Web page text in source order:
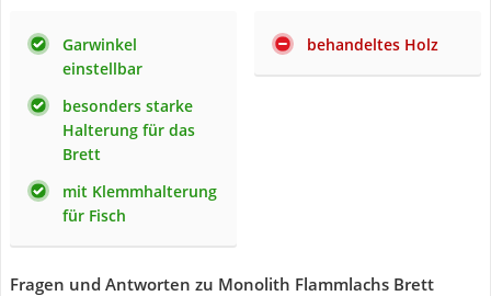
Garwinkel
einstellbar
besonders starke
Halterung für das
Brett
mit Klemmhalterung
für Fisch
behandeltes Holz
Fragen und Antworten zu Monolith Flammlachs Brett